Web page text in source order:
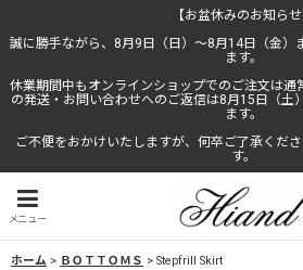
【お盆休みのお知らせ
誠に勝手ながら、8月9日（日）〜8月14日（金）
ます。
休業期間中もオンラインショップでのご注文は通
の発送・お問い合わせへのご返信は8月15日（土
ます。
ご不便をおかけいたしますが、何卒ご了承くだ
す。
メニュー
ホーム > ＢＯＴＴＯＭＳ > Stepfrill Skirt